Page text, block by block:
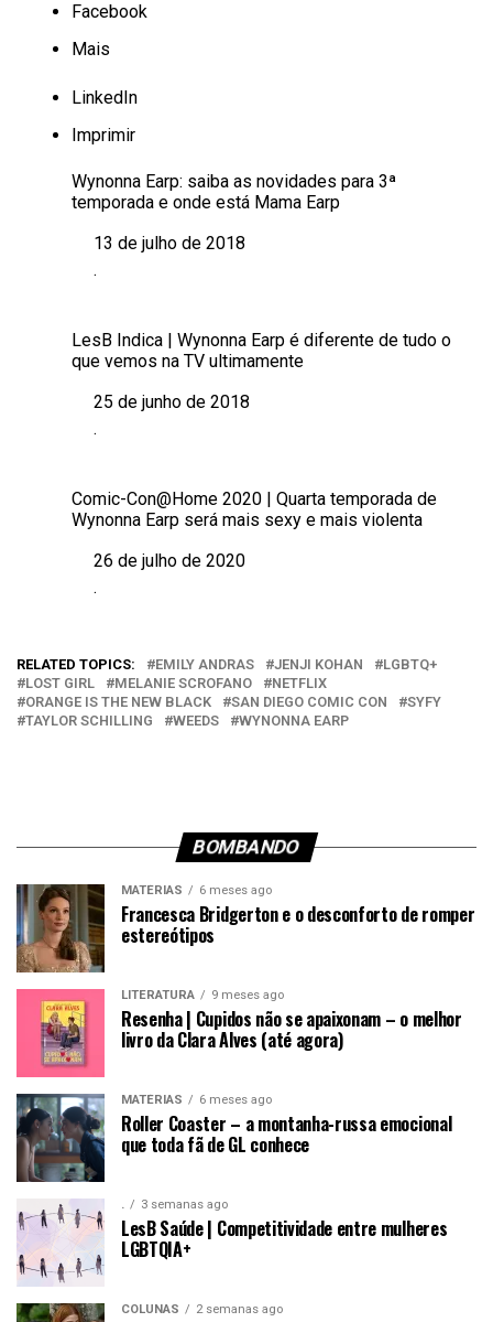
Facebook
Mais
LinkedIn
Imprimir
Wynonna Earp: saiba as novidades para 3ª
temporada e onde está Mama Earp
Data13 de julho de 2018
Em relação a
.
LesB Indica | Wynonna Earp é diferente de tudo o
que vemos na TV ultimamente
Data
25 de junho de 2018
Em relação a
.
Comic-Con@Home 2020 | Quarta temporada de
Wynonna Earp será mais sexy e mais violenta
Data
26 de julho de 2020
Em relação a
.
RELATED TOPICS: EMILY ANDRAS JENJI KOHAN
LGBTQ+
LOST GIRL
MELANIE SCROFANO
NETFLIX
ORANGE IS THE NEW BLACK
SAN DIEGO COMIC CON
SYFY
TAYLOR SCHILLING
WEEDS WYNONNA EARP
BOMBANDO
MATÉRIAS 6 meses ago
Francesca Bridgerton e o desconforto de romper
estereótipos
LITERATURA 9 meses ago
Resenha | Cupidos não se apaixonam – o melhor
livro da Clara Alves (até agora)
MATÉRIAS 6 meses ago
Roller Coaster – a montanha-russa emocional
que toda fã de GL conhece
. 3 semanas ago
LesB Saúde | Competitividade entre mulheres
LGBTQIA+
COLUNAS 2 semanas ago